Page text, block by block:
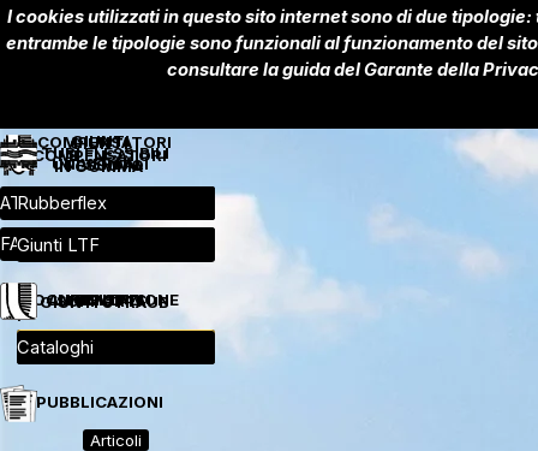
I cookies utilizzati in questo sito internet sono di due
entrambe le tipologie sono funzionali al funzionamento del
consultare la guida del Garante della
Vai ai contenuti
GIUNTI
UNIVERSALI
COMPENSATORI
TESSUTO
GIUNTI
IN GOMMA
TUBI FLESSIBILI
COMPENSATORI
METALLICI
Salta menù
Metallici
▼
Hydraoil
Salta menù
ATL - ATR
▼
FAN
Salta menù
Metallici
▼
Gomma
Salta menù
Rubberflex ▼
Salta menù
Universali ▼
Giunti LTF
RULLI
ANTISISMICI
DOCUMENTAZIONE
SUPPORTI
GIUNTI STRAUB
STRAUB Metal-Grip
Supporti elastici
Rulli
Antisismici
Cataloghi
PUBBLICAZIONI
Articoli